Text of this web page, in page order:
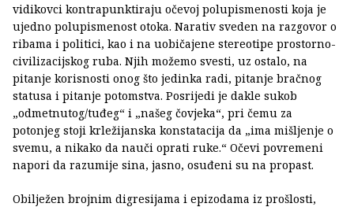
vidikovci kontrapunktiraju očevoj polupismenosti koja je
ujedno polupismenost otoka. Narativ sveden na razgovor o
ribama i politici, kao i na uobičajene stereotipe prostorno-
civilizacijskog ruba. Njih možemo svesti, uz ostalo, na
pitanje korisnosti onog što jedinka radi, pitanje bračnog
statusa i pitanje potomstva. Posrijedi je dakle sukob
„odmetnutog/tuđeg“ i „našeg čovjeka“, pri čemu za
potonjeg stoji krležijanska konstatacija da „ima mišljenje o
svemu, a nikako da nauči oprati ruke.“ Očevi povremeni
napori da razumije sina, jasno, osuđeni su na propast.
Obilježen brojnim digresijama i epizodama iz prošlosti,